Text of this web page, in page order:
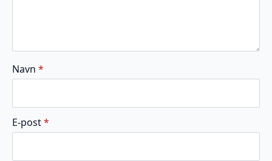
Navn *
E-post*